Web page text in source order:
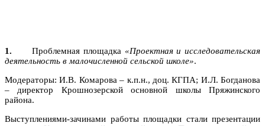
1.Проблемная площадка «Проектная и исследовательская
деятельность в малочисленной сельской школе».
Модераторы: И.В. Комарова – к.п.н., доц. КГПА; И.Л. Богданова
– директор Крошнозерской основной школы Пряжинского
района.
Выступлениями-зачинами работы площадки стали презентации